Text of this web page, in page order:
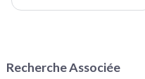
solutions sanitaires pratiques…
Recherche Associée